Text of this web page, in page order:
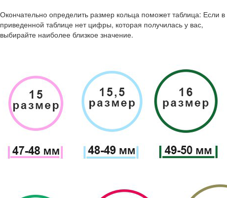
Окончательно определить размер кольца поможет таблица: Если в
приведенной таблице нет цифры, которая получилась у вас,
выбирайте наиболее близкое значение.